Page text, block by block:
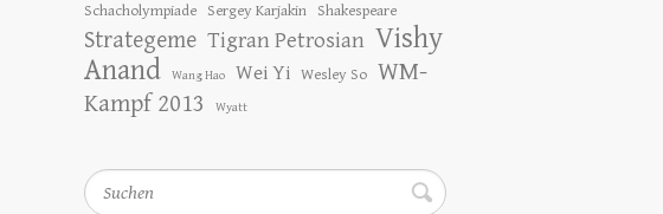
Schacholympiade
Sergey Karjakin Shakespeare
Strategeme Tigran Petrosian Vishy
Anand
Wang Hao Wei Yi Wesley So WM-
Kampf 2013
Wyatt
Suchen